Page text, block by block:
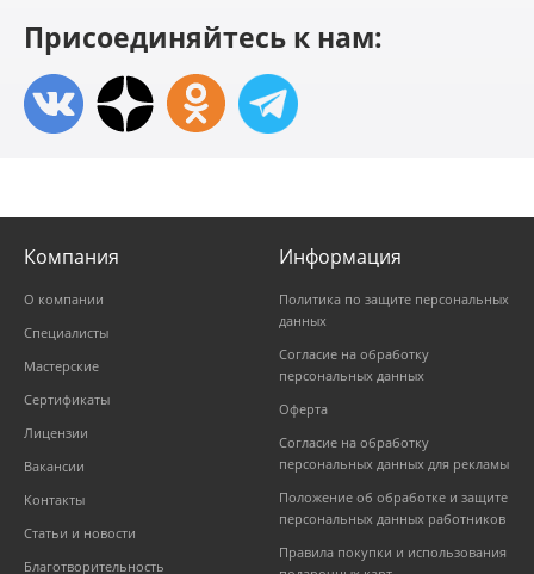
Присоединяйтесь к нам:
Компания
О компании
Специалисты
Мастерские
Сертификаты
Лицензии
Вакансии
Контакты
Статьи и новости
Благотворительность
Информация
Политика по защите персональных
данных
Согласие на обработку
персональных данных
Оферта
Согласие на обработку
персональных данных для рекламы
Положение об обработке и защите
персональных данных работников
Правила покупки и использования